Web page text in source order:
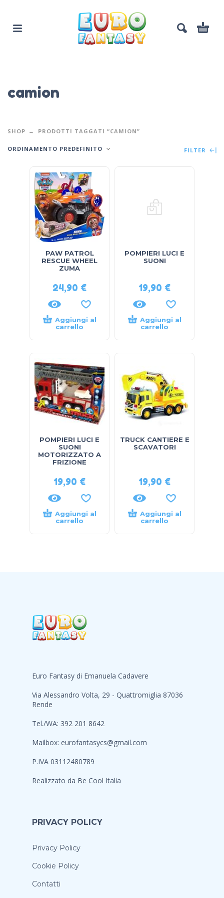
camion
SHOP PRODOTTI TAGGATI “CAMION”
ORDINAMENTO PREDEFINITO FILTER
PAW PATROL
RESCUE WHEEL
ZUMA
24,90 €
Aggiungi al
carrello
POMPIERI LUCI E
SUONI
19,90 €
Aggiungi al
carrello
POMPIERI LUCI E
SUONI
MOTORIZZATO A
FRIZIONE
19,90 €
Aggiungi al
carrello
TRUCK CANTIERE E
SCAVATORI
19,90 €
Aggiungi al
carrello
Euro Fantasy di Emanuela Cadavere
Via Alessandro Volta, 29 - Quattromiglia 87036
Rende
Tel./WA: 392 201 8642
Mailbox: eurofantasycs@gmail.com
P.IVA 03112480789
Realizzato da Be Cool Italia
PRIVACY POLICY
Privacy Policy
Cookie Policy
Contatti